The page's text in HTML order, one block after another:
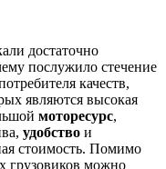
достаточно
послужило стечение
качеств,
являются высокая
моторесурс,
удобство и
стоимость. Помимо
грузовиков можно